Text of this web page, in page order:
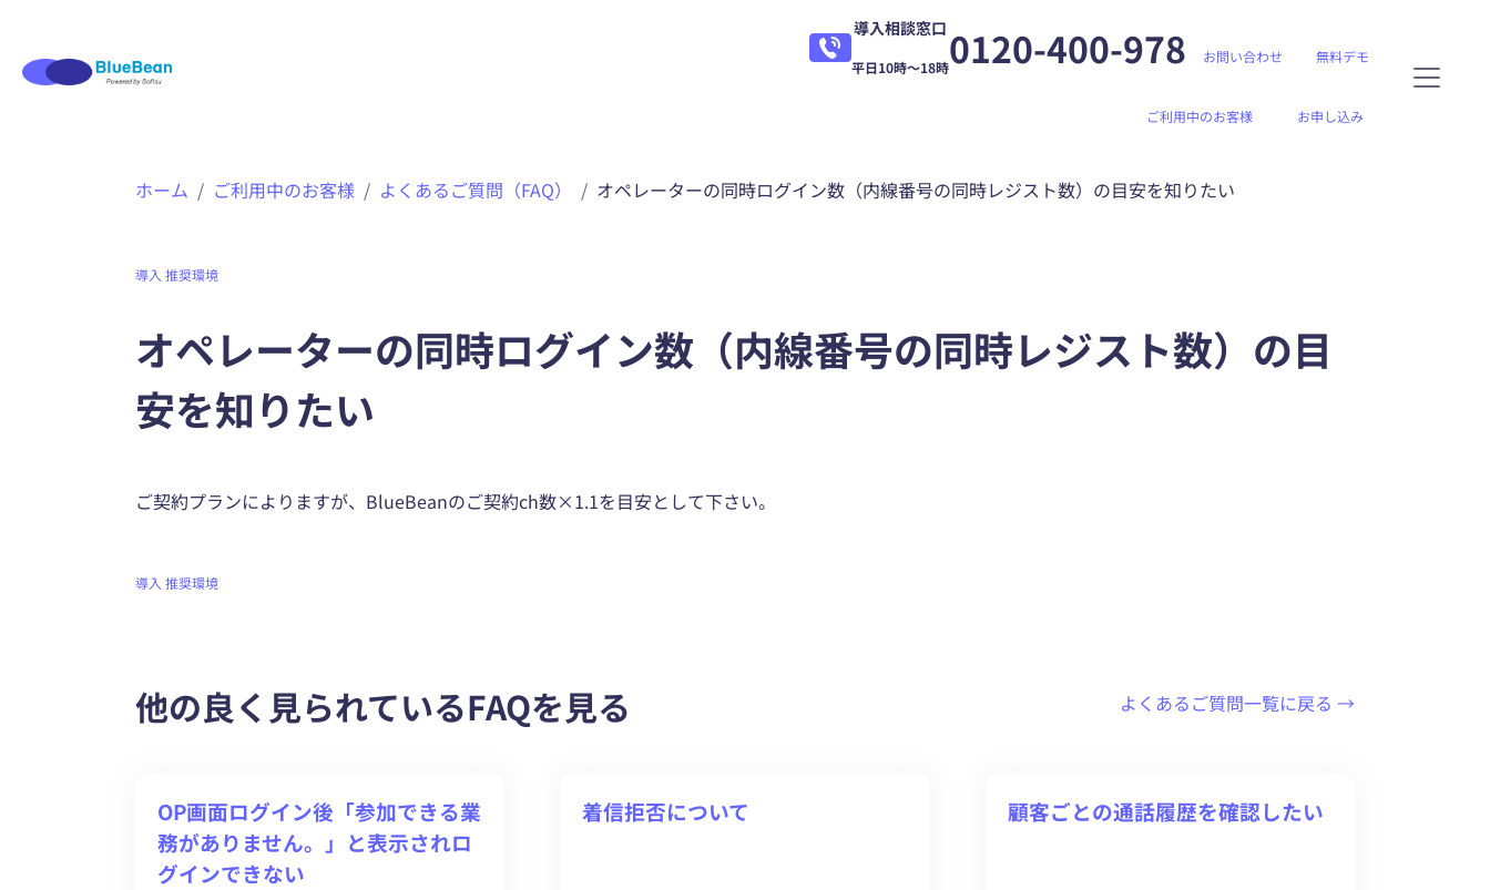
導入相談窓口
平日10時～18時0120-400-978 お問い合わせ 無料デモ
ご利用中のお客様 お申し込み
ホーム ご利用中のお客様 よくあるご質問（FAQ） オペレーターの同時ログイン数（内線番号の同時レジスト数）の目安を知りたい
導入 推奨環境
オペレーターの同時ログイン数（内線番号の同時レジスト数）の目
安を知りたい
ご契約プランによりますが、BlueBeanのご契約ch数×1.1を目安として下さい。
導入 推奨環境
他の良く見られているFAQを見る よくあるご質問一覧に戻る →
OP画面ログイン後「参加できる業
務がありません。」と表示されロ
グインできない
着信拒否について 顧客ごとの通話履歴を確認したい